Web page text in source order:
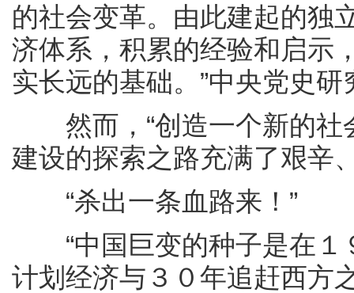
的社会变革。由此建起的独
济体系，积累的经验和启示
实长远的基础。”中央党史
然而，“创造一个新的社
建设的探索之路充满了艰辛
“杀出一条血路来！”
“中国巨变的种子是在１
计划经济与３０年追赶西方